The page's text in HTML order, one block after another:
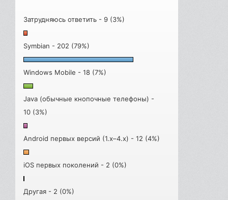
Затрудняюсь ответить - 9 (3%)
Symbian - 202 (79%)
Windows Mobile - 18 (7%)
Java (обычные кнопочные телефоны) -
10 (3%)
Android первых версий (1.x–4.x) - 12 (4%)
iOS первых поколений - 2 (0%)
Другая - 2 (0%)